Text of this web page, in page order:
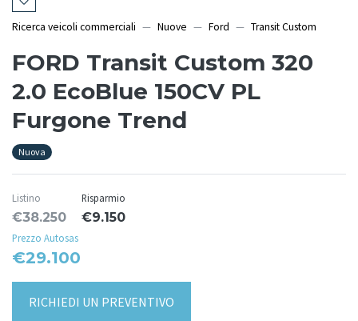
Ricerca veicoli commerciali Nuove Ford Transit Custom
FORD Transit Custom 320
2.0 EcoBlue 150CV PL
Furgone Trend
Nuova
Listino
€38.250
Risparmio
€9.150
Prezzo Autosas
€29.100
RICHIEDI UN PREVENTIVO